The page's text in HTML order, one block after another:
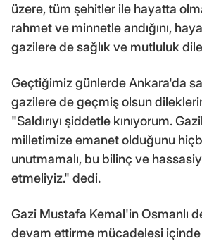
üzere, tüm şehitler ile hayatta
rahmet ve minnetle andığını,
gazilere de sağlık ve mutluluk
Geçtiğimiz günlerde Ankara'da
gazilere de geçmiş olsun
"Saldırıyı şiddetle kınıyorum.
milletimize emanet olduğunu
unutmamalı, bu bilinç ve
etmeliyiz." dedi.
Gazi Mustafa Kemal'in Osmanlı
devam ettirme mücadelesi